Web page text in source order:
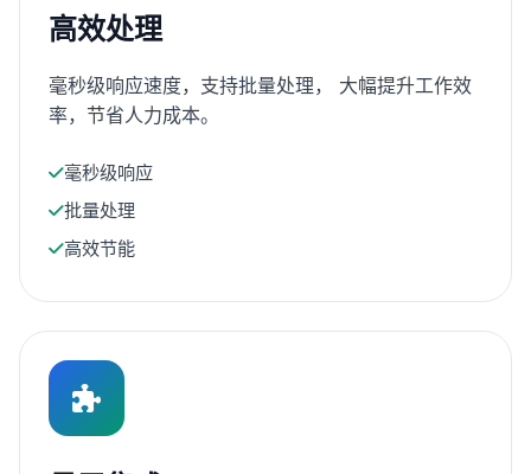
高效处理
毫秒级响应速度，支持批量处理， 大幅提升工作效
率，节省人力成本。
毫秒级响应
批量处理
高效节能